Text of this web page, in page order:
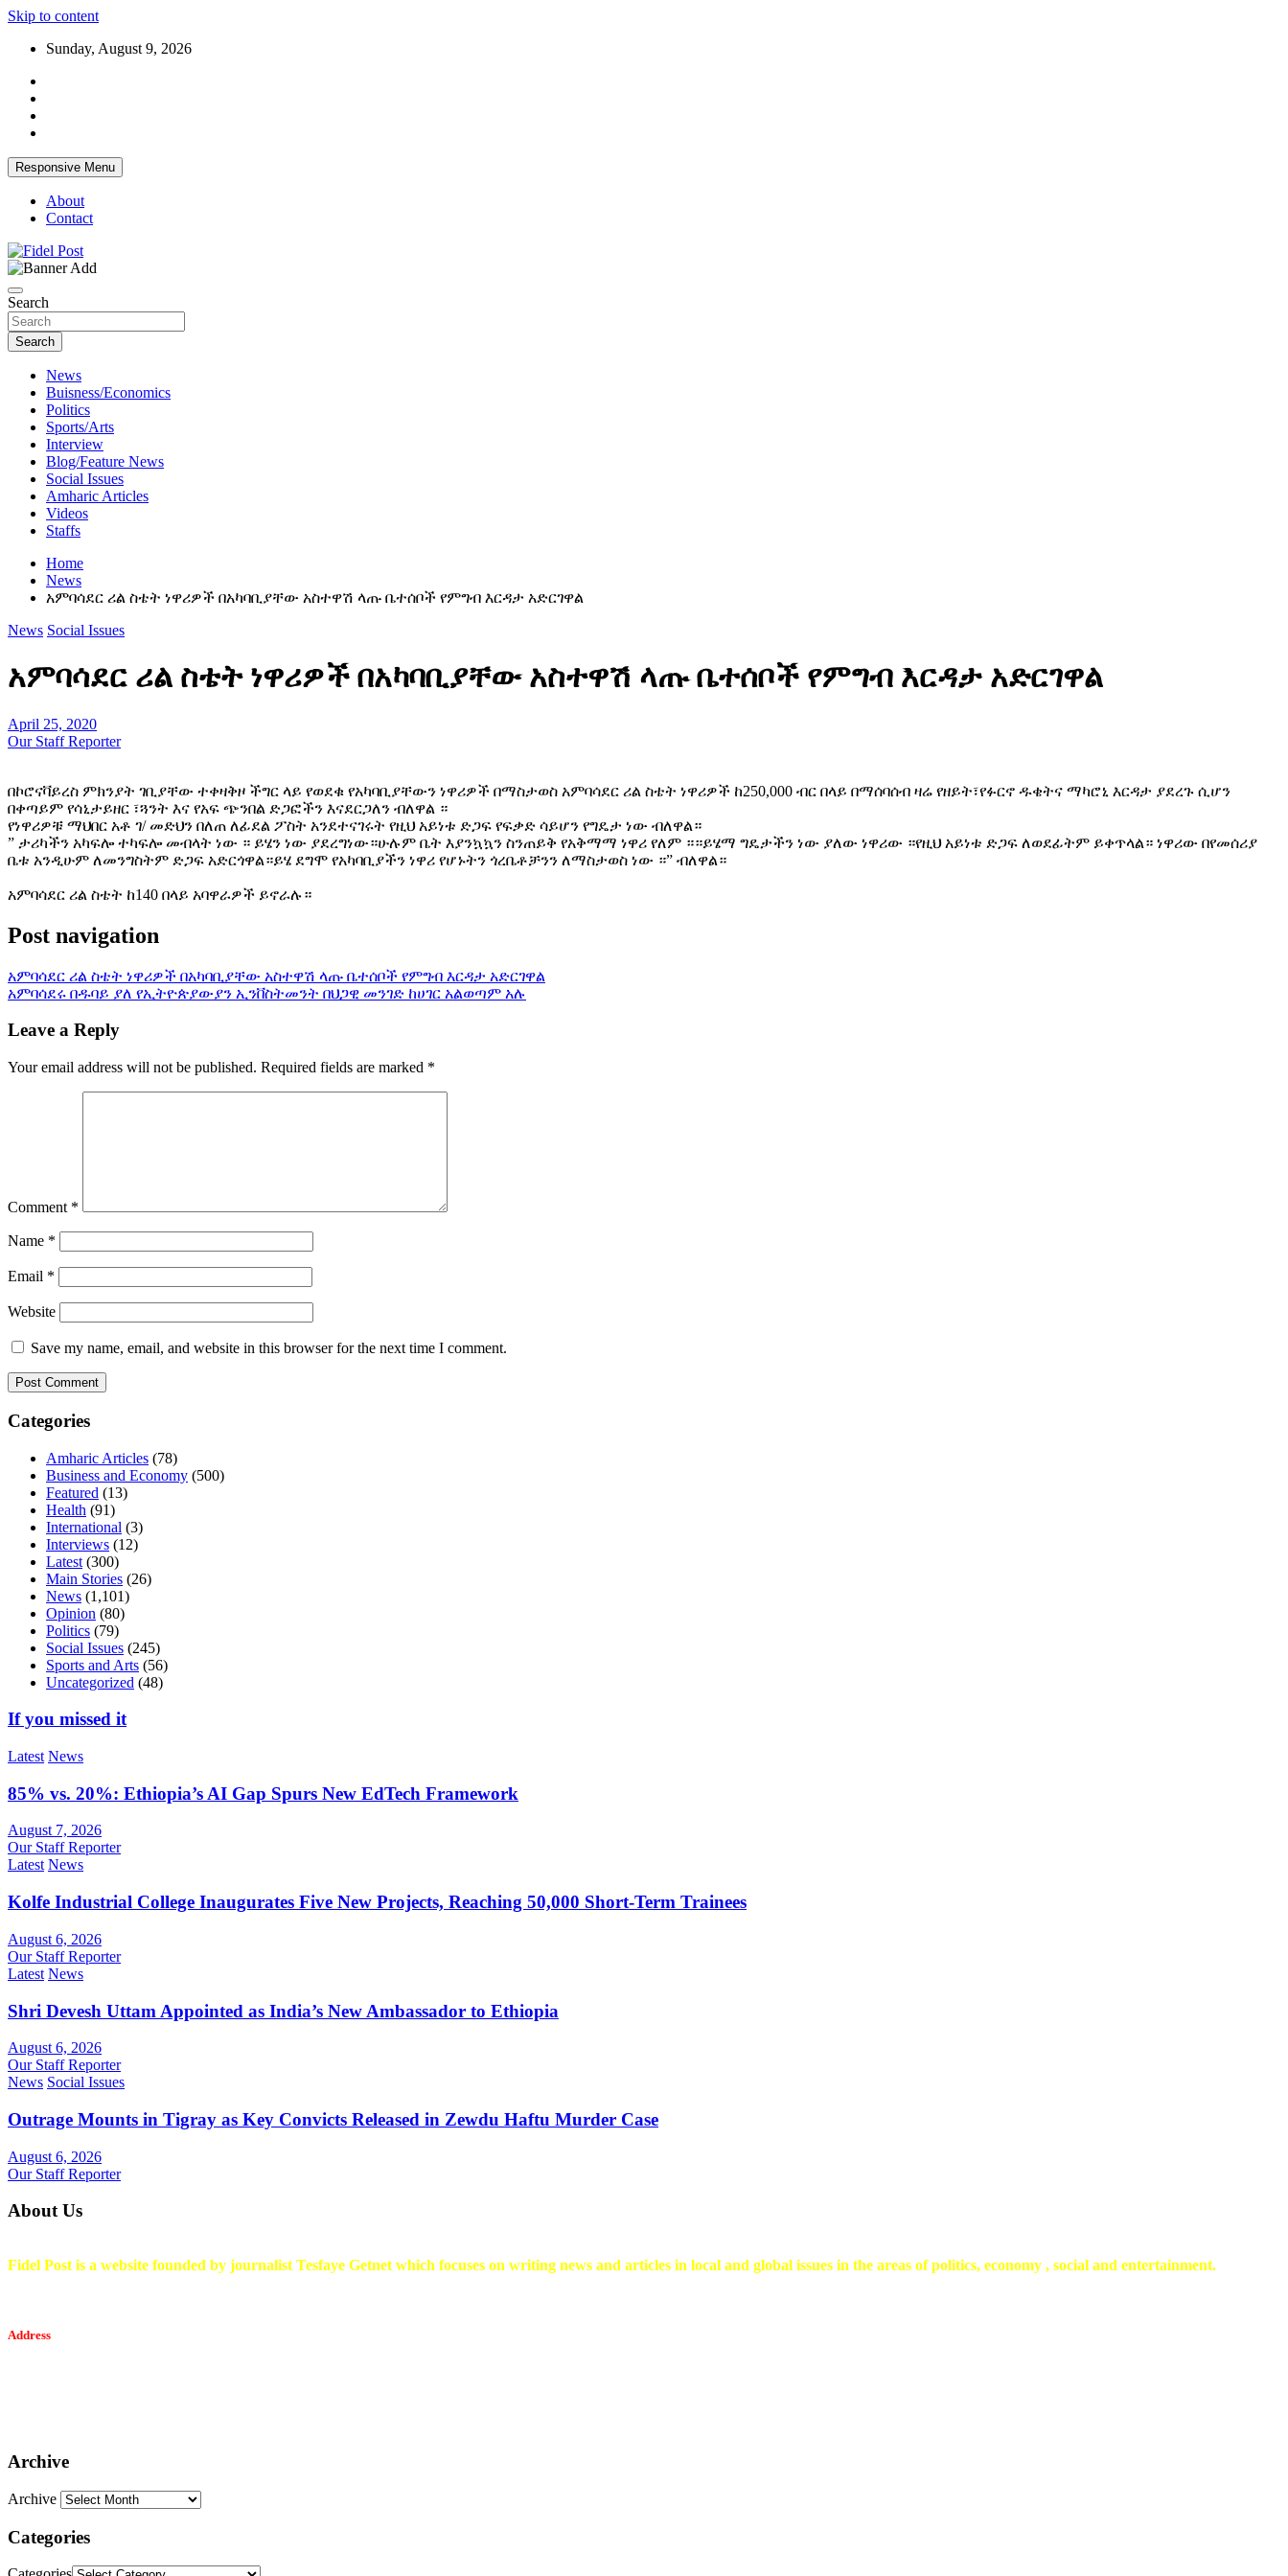
Skip to content
Sunday, August 9, 2026
Responsive Menu
About
Contact
Fidel Post
Search
Search
News
Buisness/Economics
Politics
Sports/Arts
Interview
Blog/Feature News
Social Issues
Amharic Articles
Videos
Staffs
Home
News
አምባሳደር ሪል ስቴት ነዋሪዎች በአካባቢያቸው አስተዋሽ ላጡ ቤተሰቦች የምግብ እርዳታ አድርገዋል
News Social Issues
አምባሳደር ሪል ስቴት ነዋሪዎች በአካባቢያቸው አስተዋሽ ላጡ ቤተሰቦች የምግብ እርዳታ አድርገዋል
April 25, 2020
Our Staff Reporter
በኮሮናቫይረስ ምክንያት ገቢያቸው ተቀዛቅዞ ችግር ላይ የወደቁ የአካባቢያቸውን ነዋሪዎች በማስታወስ አምባሳደር ሪል ስቴት ነዋሪዎች ከ250,000 ብር በላይ በማሰባሰብ ዛሬ የዘይት፣የፉርኖ ዱቄትና ማካሮኒ እርዳታ ያደረጉ ሲሆን
በቀጣይም የሳኒታይዘር ፣ጓንት እና የአፍ ጭንበል ድጋፎችን እናደርጋለን ብለዋል ።
የነዋሪዎቹ ማህበር አቶ ገ/ መድህን በለጠ ለፊደል ፖስት አንደተናገሩት የዚህ አይነቱ ድጋፍ የፍቃድ ሳይሆን የግዴታ ነው ብለዋል።
” ታሪካችን አካፍሎ ተካፍሎ መብላት ነው ። ይሄን ነው ያደረግነው።ሁሉም ቤት እያንኳኳን ስንጠይቅ የአቅማማ ነዋሪ የለም ።።ይሄማ ግዴታችን ነው ያለው ነዋሪው ።የዚህ አይነቱ ድጋፍ ለወደፊትም ይቀጥላል። ነዋሪው በየመሰሪያ
ቤቱ አንዲሁም ለመንግስትም ድጋፍ አድርጎዋል።ይሄ ደግሞ የአካባቢያችን ነዋሪ የሆኑትን ጎረቤቶቻንን ለማስታወስ ነው ።” ብለዋል።
አምባሳደር ሪል ስቴት ከ140 በላይ አባዋራዎች ይኖራሉ።
Post navigation
አምባሳደር ሪል ስቴት ነዋሪዎች በአካባቢያቸው አስተዋሽ ላጡ ቤተሰቦች የምግብ እርዳታ አድርገዋል
አምባሳደሩ በዱባይ ያለ የኢትዮጵያውያን ኢንቨስትመንት በህጋዊ መንገድ ከሀገር አልወጣም አሉ
Leave a Reply
Your email address will not be published. Required fields are marked *
Comment *
Name *
Email *
Website
Save my name, email, and website in this browser for the next time I comment.
Categories
Amharic Articles (78)
Business and Economy (500)
Featured (13)
Health (91)
International (3)
Interviews (12)
Latest (300)
Main Stories (26)
News (1,101)
Opinion (80)
Politics (79)
Social Issues (245)
Sports and Arts (56)
Uncategorized (48)
If you missed it
Latest News
85% vs. 20%: Ethiopia’s AI Gap Spurs New EdTech Framework
August 7, 2026
Our Staff Reporter
Latest News
Kolfe Industrial College Inaugurates Five New Projects, Reaching 50,000 Short-Term Trainees
August 6, 2026
Our Staff Reporter
Latest News
Shri Devesh Uttam Appointed as India’s New Ambassador to Ethiopia
August 6, 2026
Our Staff Reporter
News Social Issues
Outrage Mounts in Tigray as Key Convicts Released in Zewdu Haftu Murder Case
August 6, 2026
Our Staff Reporter
About Us
Fidel Post is a website founded by journalist Tesfaye Getnet which focuses on writing news and articles in local and global issues in the areas of politics, economy , social and entertainment.
Address
Archive
Archive
Categories